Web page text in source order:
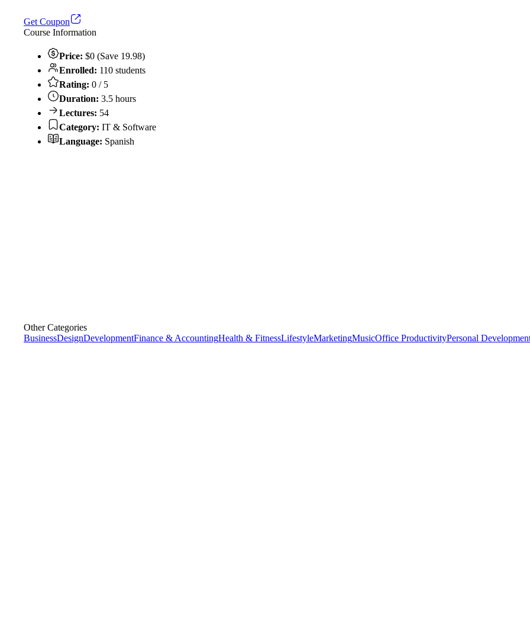
Get Coupon
Course Information
Price: $0 (Save 19.98)
Enrolled: 110 students
Rating: 0 / 5
Duration: 3.5 hours
Lectures: 54
Category: IT & Software
Language: Spanish
Other Categories
BusinessDesignDevelopmentFinance & AccountingHealth & FitnessLifestyleMarketingMusicOffice ProductivityPersonal